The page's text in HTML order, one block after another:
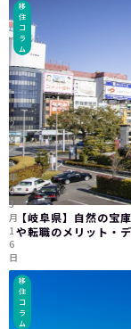
移
住
コ
ラ
ム
【岐阜県】自然の宝
や転職のメリット・
移
住
コ
ラ
ム
2
0
2
3
年
0
3
月
1
6
日